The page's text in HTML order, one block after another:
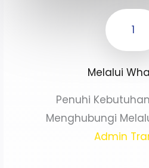
1
Melalui
Penuhi
Menghubungi
Admin